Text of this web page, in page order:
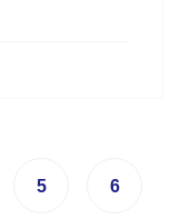
5 6